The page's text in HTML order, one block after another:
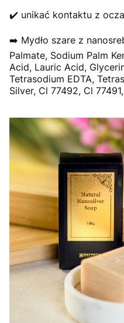
✔️ unikać kontaktu z
➡️ Mydło szare z
Palmate, Sodium Palm
Acid, Lauric Acid,
Tetrasodium EDTA,
Silver, Cl 77492, Cl